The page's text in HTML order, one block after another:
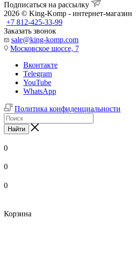
Подписаться на рассылку
2026 © King-Komp - интернет-магазин
+7 812-425-33-99
Заказать звонок
sale@king-komp.com
Московское шоссе, 7
Вконтакте
Telegram
YouTube
WhatsApp
Политика конфиденциальности
Найти
0
0
0
Корзина